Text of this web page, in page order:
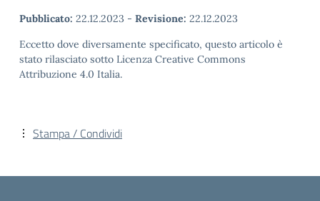
Pubblicato: 22.12.2023 - Revisione: 22.12.2023
Eccetto dove diversamente specificato, questo articolo è
stato rilasciato sotto Licenza Creative Commons
Attribuzione 4.0 Italia.
Stampa / Condividi